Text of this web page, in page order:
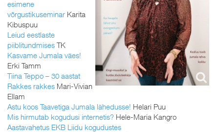
esimene
võrgustikuseminar Karita
Kibuspuu
Leiud eestlaste
piiblitundmises TK
Kasvame Jumala väes!
Erki Tamm
Tiina Teppo – 30 aastat
Rakkes rakkes Mari-Vivian
Ellam
Astu koos Taavetiga Jumala lähedusse! Helari Puu
Mis hirmutab kogudusi internetis? Hele-Maria Kangro
Aastavahetus EKB Liidu kogudustes